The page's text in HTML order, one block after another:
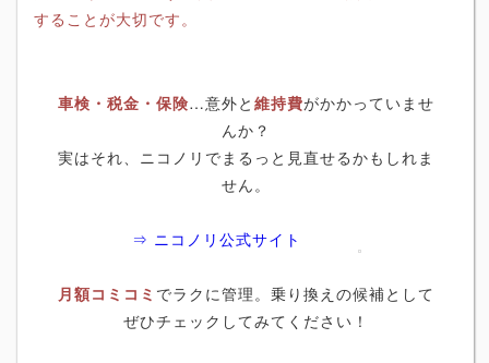
することが大切です。
車検・税金・保険…意外と 維持費がかかっていませ
んか？
実はそれ、ニコノリでまるっと見直せるかもしれま
せん。
⇒ ニコノリ公式サイト
月額コミコミ でラクに管理。乗り換えの候補として
ぜひチェックしてみてください！